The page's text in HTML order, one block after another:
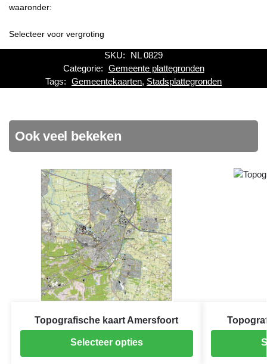
waaronder:
Selecteer voor vergroting
SKU:
NL 0829
Categorie: Gemeente plattegronden
Tags: Gemeentekaarten, Stadsplattegronden
Ook veel bekeken
Topografische kaart Amersfoort
Selecteer opties